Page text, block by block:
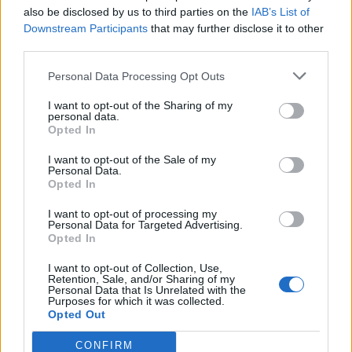
also be disclosed by us to third parties on the IAB’s List of
Downstream Participants that may further disclose it to other
Personal Data Processing Opt Outs
I want to opt-out of the Sharing of my
personal data.
Opted In
I want to opt-out of the Sale of my
Personal Data.
Opted In
I want to opt-out of processing my
Personal Data for Targeted Advertising.
Opted In
I want to opt-out of Collection, Use,
Retention, Sale, and/or Sharing of my
Personal Data that Is Unrelated with the
Purposes for which it was collected.
Opted Out
CONFIRM
ΡΟΗ ΕΙΔΗΣΕΩΝ
Χρηματιστήριο: Πτώση κατά 0,59%, στα 320,42
εκατ. ευρώ ο τζίρος
06/08/2026 - 18:10
ΟΠΕΚΑ: Αύριο η δεύτερη πληρωμή των δικαιούχων
του Λογαριασμού Αγροτικής Εστίας
06/08/2026 - 17:40 ΟΙΚΟΝΟΜΙΑ
Κυβερνητική Επιτροπή Βιομηχανίας- Κ. Μητσοτάκης:
Στρατηγική προτεραιότητα η ενίσχυση της
βιομηχανίας
06/08/2026 - 17:18 ΠΟΛΙΤΙΚΗ